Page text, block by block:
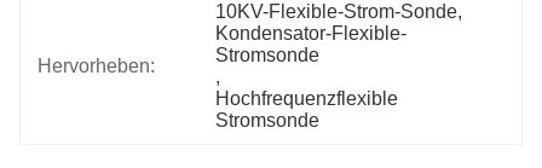
Hervorheben:
10KV-Flexible-Strom-Sonde,
Kondensator-Flexible-
Stromsonde
,
Hochfrequenzflexible
Stromsonde